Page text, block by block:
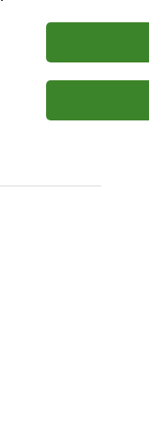
l'ex leggenda del
Cristiano Ronaldo
e ispirazione